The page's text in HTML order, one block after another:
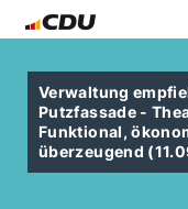
Verwaltung
Putzfassade -
Funktional,
überzeugend